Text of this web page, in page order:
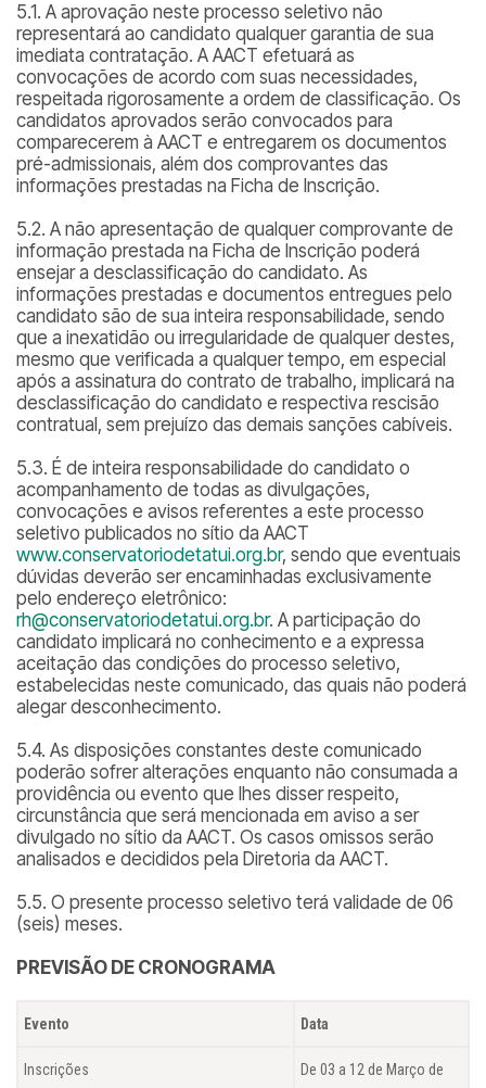
5.1. A aprovação neste processo seletivo não
representará ao candidato qualquer garantia de sua
imediata contratação. A AACT efetuará as
convocações de acordo com suas necessidades,
respeitada rigorosamente a ordem de classificação. Os
candidatos aprovados serão convocados para
comparecerem à AACT e entregarem os documentos
pré-admissionais, além dos comprovantes das
informações prestadas na Ficha de Inscrição.
5.2. A não apresentação de qualquer comprovante de
informação prestada na Ficha de Inscrição poderá
ensejar a desclassificação do candidato. As
informações prestadas e documentos entregues pelo
candidato são de sua inteira responsabilidade, sendo
que a inexatidão ou irregularidade de qualquer destes,
mesmo que verificada a qualquer tempo, em especial
após a assinatura do contrato de trabalho, implicará na
desclassificação do candidato e respectiva rescisão
contratual, sem prejuízo das demais sanções cabíveis.
5.3. É de inteira responsabilidade do candidato o
acompanhamento de todas as divulgações,
convocações e avisos referentes a este processo
seletivo publicados no sítio da AACT
www.conservatoriodetatui.org.br, sendo que eventuais
dúvidas deverão ser encaminhadas exclusivamente
pelo endereço eletrônico:
rh@conservatoriodetatui.org.br. A participação do
candidato implicará no conhecimento e a expressa
aceitação das condições do processo seletivo,
estabelecidas neste comunicado, das quais não poderá
alegar desconhecimento.
5.4. As disposições constantes deste comunicado
poderão sofrer alterações enquanto não consumada a
providência ou evento que lhes disser respeito,
circunstância que será mencionada em aviso a ser
divulgado no sítio da AACT. Os casos omissos serão
analisados e decididos pela Diretoria da AACT.
5.5. O presente processo seletivo terá validade de 06
(seis) meses.
PREVISÃO DE CRONOGRAMA
Evento Data
Inscrições
De 03 a 12 de Março de